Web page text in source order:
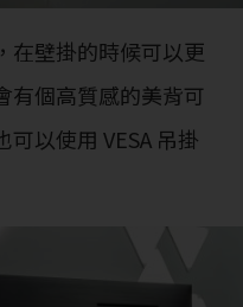
在壁掛的時候可以更
有個高質感的美背可
以使用 VESA 吊掛